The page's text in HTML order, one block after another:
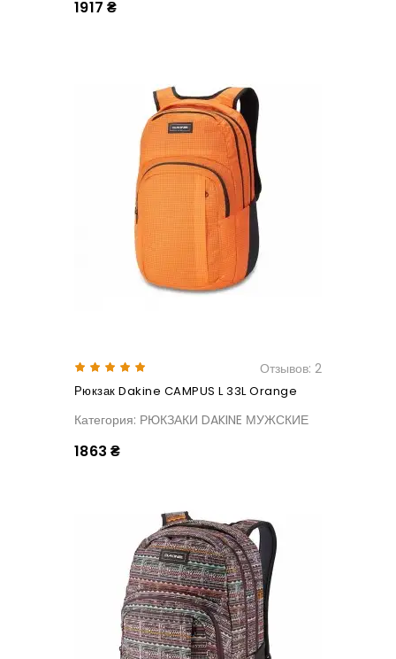
1917 ₴
Отзывов: 2
Рюкзак Dakine CAMPUS L 33L Orange
Категория: РЮКЗАКИ DAKINE МУЖСКИЕ
1863 ₴